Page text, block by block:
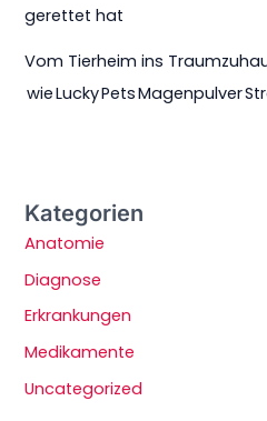
gerettet hat
Vom Tierheim ins
wie Lucky Pets Magenpulver
Kategorien
Anatomie
Diagnose
Erkrankungen
Medikamente
Uncategorized